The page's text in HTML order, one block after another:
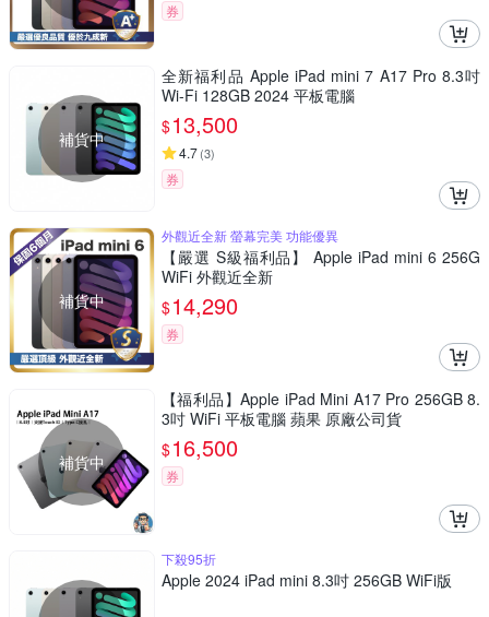
券
補貨中
全新福利品 Apple iPad mini 7 A17 Pro 8.3吋
Wi-Fi 128GB 2024 平板電腦
$13,500
4.7(3)
券
補貨中
外觀近全新 螢幕完美 功能優異
【嚴選 S級福利品】 Apple iPad mini 6 256G
WiFi 外觀近全新
$14,290
券
補貨中
【福利品】Apple iPad Mini A17 Pro 256GB 8.
3吋 WiFi 平板電腦 蘋果 原廠公司貨
$16,500
券
下殺95折
Apple 2024 iPad mini 8.3吋 256GB WiFi版